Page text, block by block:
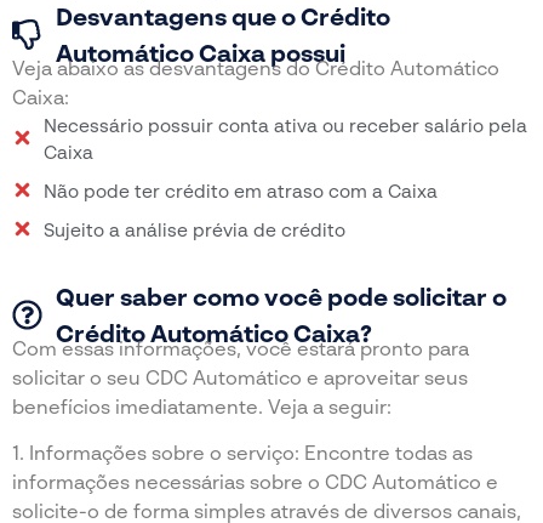
Desvantagens que o Crédito
Automático Caixa possui
Veja abaixo as desvantagens do Crédito Automático
Caixa:
Necessário possuir conta ativa ou receber salário pela
Caixa
Não pode ter crédito em atraso com a Caixa
Sujeito a análise prévia de crédito
Quer saber como você pode solicitar o
Crédito Automático Caixa?
Com essas informações, você estará pronto para
solicitar o seu CDC Automático e aproveitar seus
benefícios imediatamente. Veja a seguir:
1. Informações sobre o serviço: Encontre todas as
informações necessárias sobre o CDC Automático e
solicite-o de forma simples através de diversos canais,